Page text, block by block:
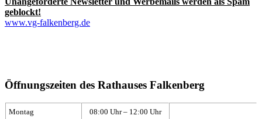
geblockt!
www.vg-falkenberg.de
Öffnungszeiten des Rathauses Falkenberg
Montag 08:00 Uhr – 12:00 Uhr